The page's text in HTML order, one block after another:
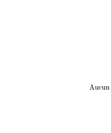
Aucun